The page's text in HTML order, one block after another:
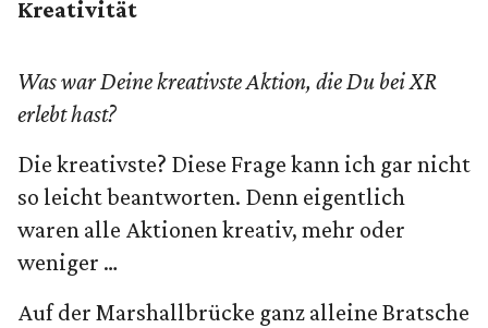
Kreativität
Was war Deine kreativste Aktion, die Du bei XR
erlebt hast?
Die kreativste? Diese Frage kann ich gar nicht
so leicht beantworten. Denn eigentlich
waren alle Aktionen kreativ, mehr oder
weniger …
Auf der Marshallbrücke ganz alleine Bratsche